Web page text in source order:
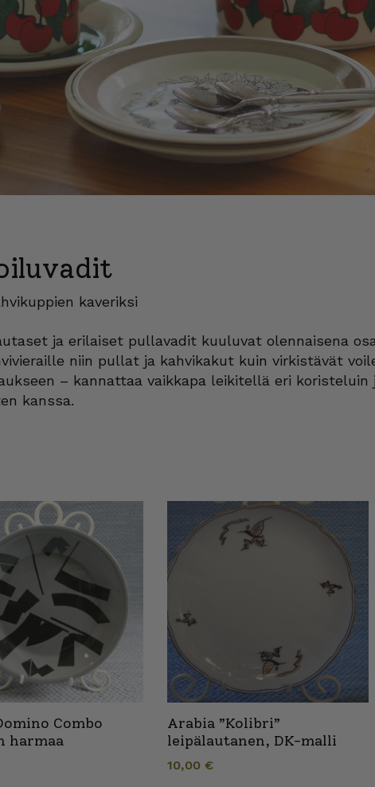
kaveriksi
ja erilaiset pullavadit kuuluvat olennaisena
niin pullat ja kahvikakut kuin virkistävät
– kannattaa vaikkapa leikitellä eri koristeluin
kanssa.
Combo
harmaa
Arabia ”Kolibri”
leipälautanen, DK-malli
10,00 €